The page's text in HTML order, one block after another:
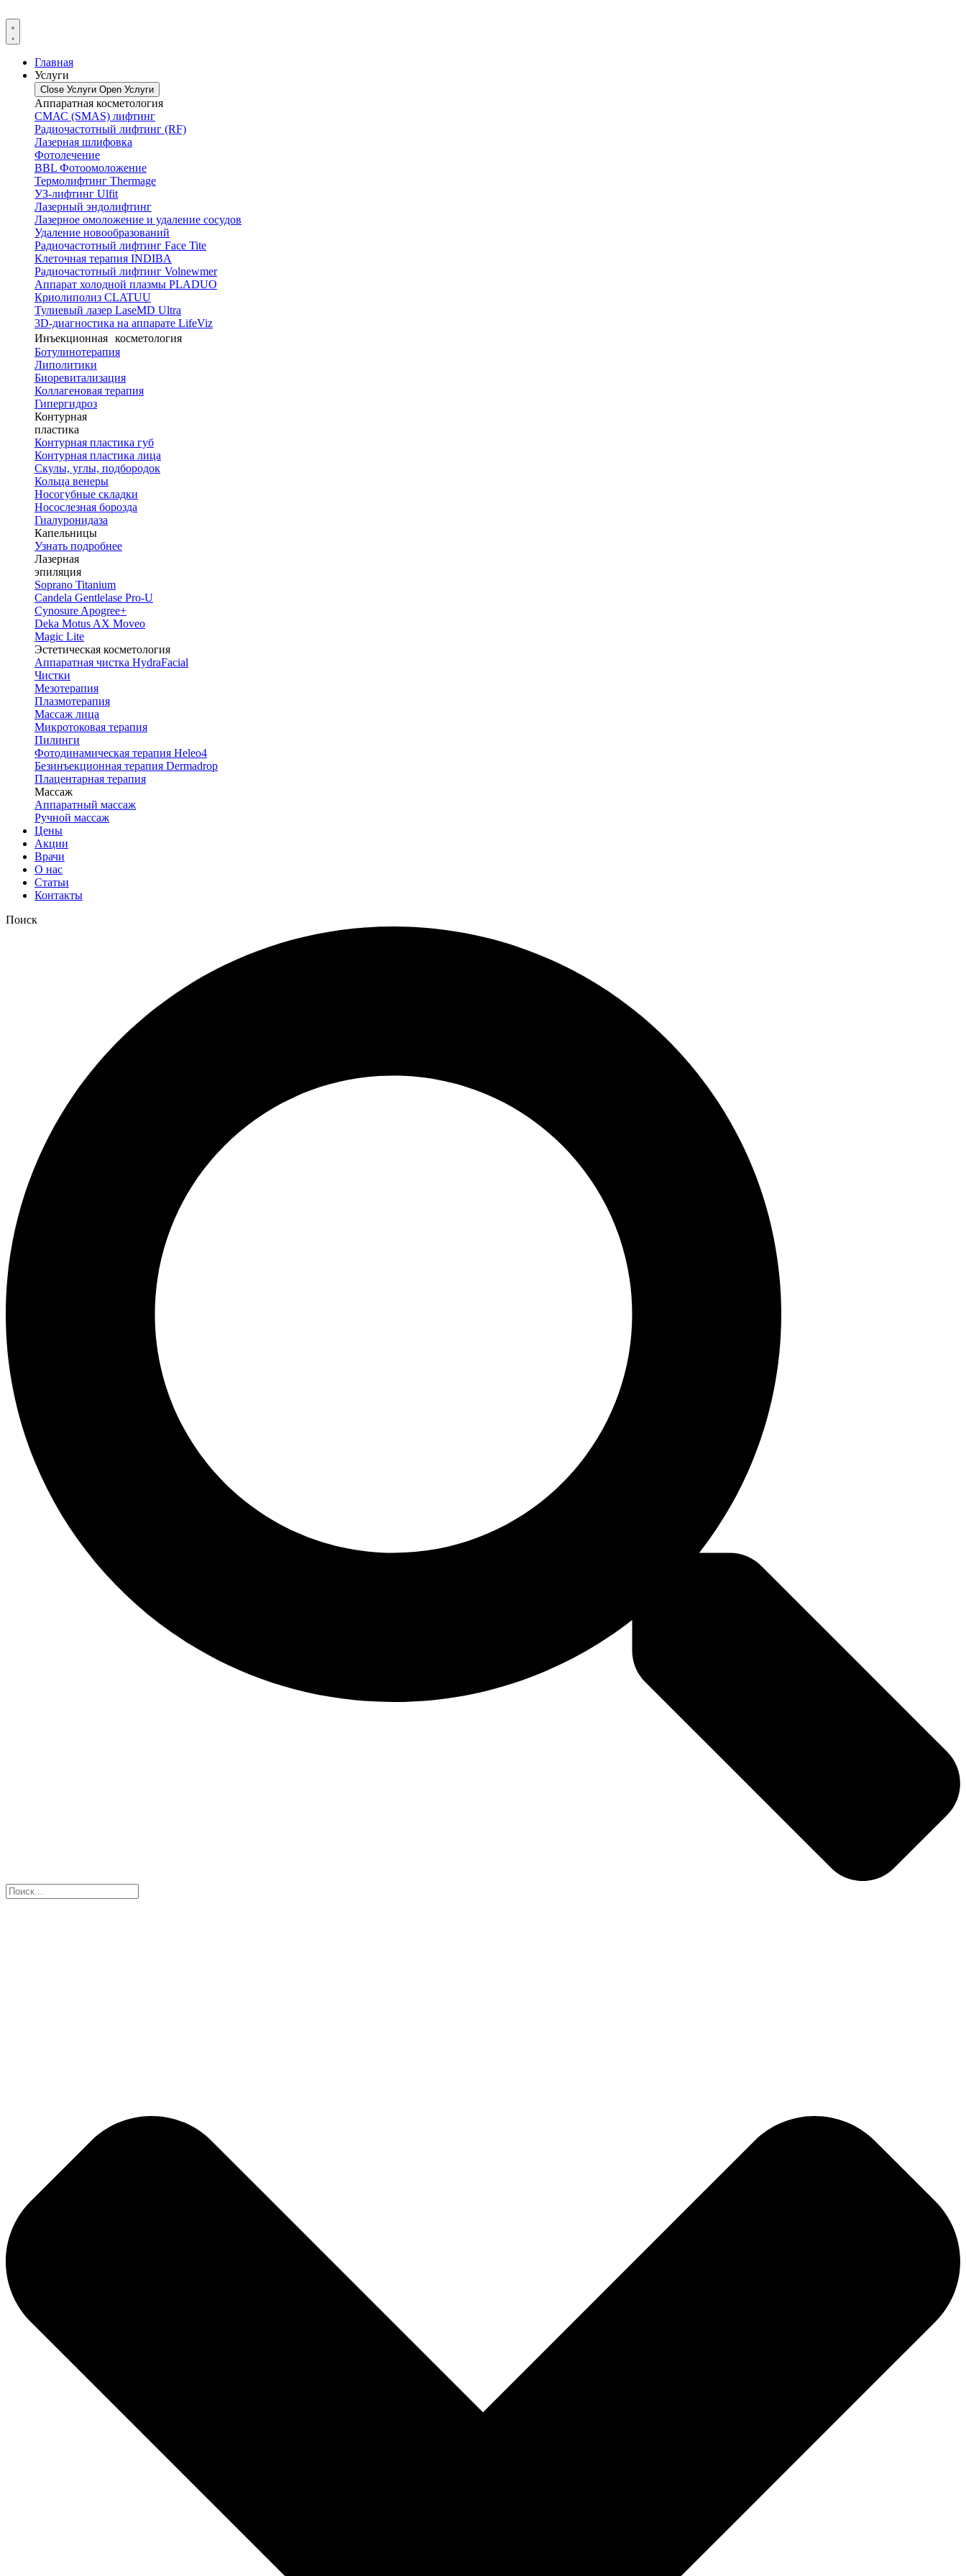
Главная
Услуги
Close Услуги Open Услуги
Аппаратная косметология
СМАС (SMAS) лифтинг
Радиочастотный лифтинг (RF)
Лазерная шлифовка
Фотолечение
BBL Фотоомоложение
Термолифтинг Thermage
УЗ-лифтинг Ulfit
Лазерный эндолифтинг
Лазерное омоложение и удаление сосудов
Удаление новообразований
Радиочастотный лифтинг Face Tite
Клеточная терапия INDIBA
Радиочастотный лифтинг Volnewmer
Аппарат холодной плазмы PLADUO
Криолиполиз CLATUU
Тулиевый лазер LaseMD Ultra
3D-диагностика на аппарате LifeViz
Инъекционная косметология
Ботулинотерапия
Липолитики
Биоревитализация
Коллагеновая терапия
Гипергидроз
Контурная
пластика
Контурная пластика губ
Контурная пластика лица
Скулы, углы, подбородок
Кольца венеры
Носогубные складки
Носослезная борозда
Гиалуронидаза
Капельницы
Узнать подробнее
Лазерная
эпиляция
Soprano Titanium
Candela Gentlelase Pro-U
Cynosure Apogree+
Deka Motus AX Moveo
Magic Lite
Эстетическая косметология
Аппаратная чистка HydraFacial
Чистки
Мезотерапия
Плазмотерапия
Массаж лица
Микротоковая терапия
Пилинги
Фотодинамическая терапия Heleo4
Безинъекционная терапия Dermadrop
Плацентарная терапия
Массаж
Аппаратный массаж
Ручной массаж
Цены
Акции
Врачи
О нас
Статьи
Контакты
Поиск